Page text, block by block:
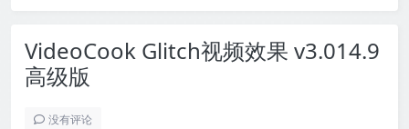
VideoCook Glitch视频效果 v3.014.9
高级版
没有评论